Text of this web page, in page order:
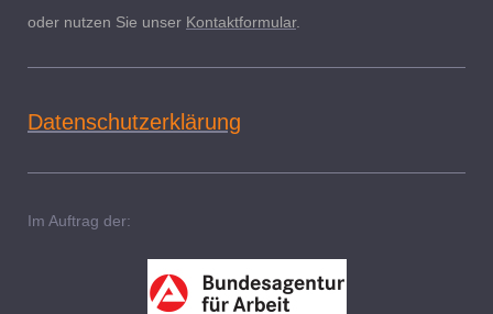
oder nutzen Sie unser Kontaktformular.
Datenschutzerklärung
Im Auftrag der: